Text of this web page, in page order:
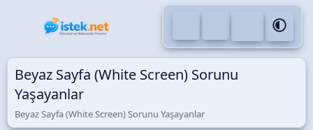
Beyaz Sayfa (White Screen) Sorunu
Yaşayanlar
Beyaz Sayfa (White Screen) Sorunu Yaşayanlar